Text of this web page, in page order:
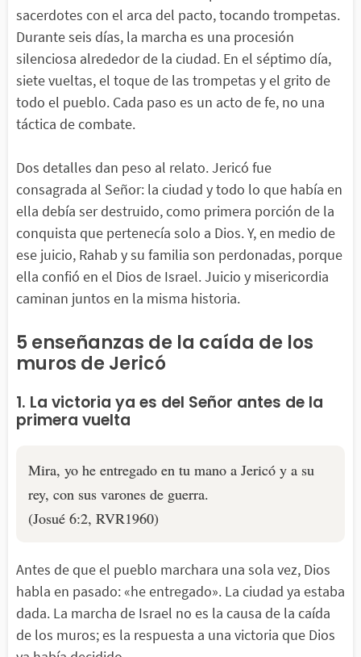
sacerdotes con el arca del pacto, tocando trompetas.
Durante seis días, la marcha es una procesión
silenciosa alrededor de la ciudad. En el séptimo día,
siete vueltas, el toque de las trompetas y el grito de
todo el pueblo. Cada paso es un acto de fe, no una
táctica de combate.
Dos detalles dan peso al relato. Jericó fue
consagrada al Señor: la ciudad y todo lo que había en
ella debía ser destruido, como primera porción de la
conquista que pertenecía solo a Dios. Y, en medio de
ese juicio, Rahab y su familia son perdonadas, porque
ella confió en el Dios de Israel. Juicio y misericordia
caminan juntos en la misma historia.
5 enseñanzas de la caída de los
muros de Jericó
1. La victoria ya es del Señor antes de la
primera vuelta
Mira, yo he entregado en tu mano a Jericó y a su
rey, con sus varones de guerra.
(Josué 6:2, RVR1960)
Antes de que el pueblo marchara una sola vez, Dios
habla en pasado: «he entregado». La ciudad ya estaba
dada. La marcha de Israel no es la causa de la caída
de los muros; es la respuesta a una victoria que Dios